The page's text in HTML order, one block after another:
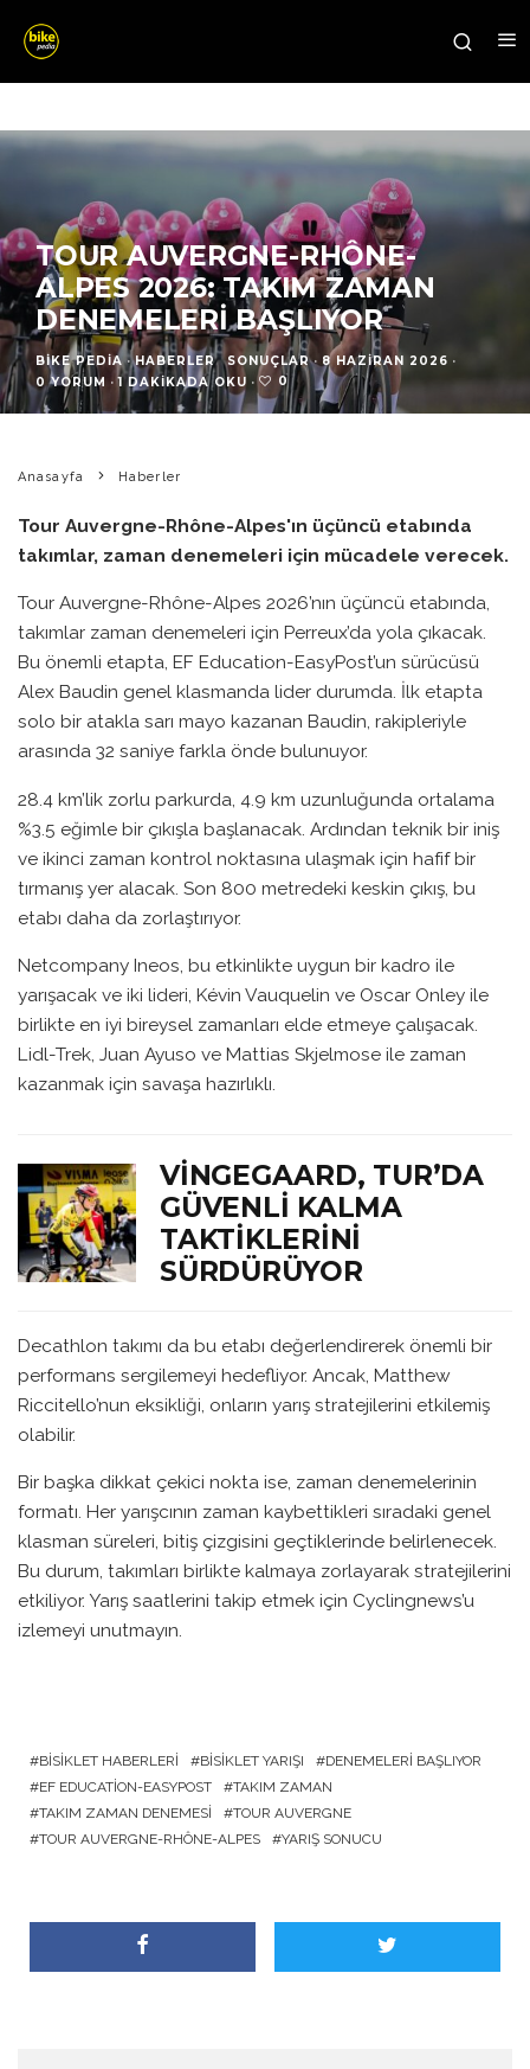
TOUR AUVERGNE-RHÔNE-
ALPES 2026: TAKIM ZAMAN
DENEMELERI BAŞLIYOR
BIKE PEDIA · HABERLER SONUÇLAR · 8 HAZIRAN 2026 ·
0 YORUM · 1 DAKIKADA OKU · 0
Anasayfa Haberler
Tour Auvergne-Rhône-Alpes'ın üçüncü etabında
takımlar, zaman denemeleri için mücadele verecek.
Tour Auvergne-Rhône-Alpes 2026’nın üçüncü etabında,
takımlar zaman denemeleri için Perreux’da yola çıkacak.
Bu önemli etapta, EF Education-EasyPost’un sürücüsü
Alex Baudin genel klasmanda lider durumda. İlk etapta
solo bir atakla sarı mayo kazanan Baudin, rakipleriyle
arasında 32 saniye farkla önde bulunuyor.
28.4 km’lik zorlu parkurda, 4.9 km uzunluğunda ortalama
%3.5 eğimle bir çıkışla başlanacak. Ardından teknik bir iniş
ve ikinci zaman kontrol noktasına ulaşmak için hafif bir
tırmanış yer alacak. Son 800 metredeki keskin çıkış, bu
etabı daha da zorlaştırıyor.
Netcompany Ineos, bu etkinlikte uygun bir kadro ile
yarışacak ve iki lideri, Kévin Vauquelin ve Oscar Onley ile
birlikte en iyi bireysel zamanları elde etmeye çalışacak.
Lidl-Trek, Juan Ayuso ve Mattias Skjelmose ile zaman
kazanmak için savaşa hazırlıklı.
VINGEGAARD, TUR’DA
GÜVENLI KALMA
TAKTIKLERINI
SÜRDÜRÜYOR
Decathlon takımı da bu etabı değerlendirerek önemli bir
performans sergilemeyi hedefliyor. Ancak, Matthew
Riccitello’nun eksikliği, onların yarış stratejilerini etkilemiş
olabilir.
Bir başka dikkat çekici nokta ise, zaman denemelerinin
formatı. Her yarışcının zaman kaybettikleri sıradaki genel
klasman süreleri, bitiş çizgisini geçtiklerinde belirlenecek.
Bu durum, takımları birlikte kalmaya zorlayarak stratejilerini
etkiliyor. Yarış saatlerini takip etmek için Cyclingnews’u
izlemeyi unutmayın.
BISIKLET HABERLERI BISIKLET YARIŞI
DENEMELERI BAŞLIYOR
EF EDUCATION-EASYPOST
TAKIM ZAMAN
TAKIM ZAMAN DENEMESI
TOUR AUVERGNE
TOUR AUVERGNE-RHÔNE-ALPES
YARIŞ SONUCU